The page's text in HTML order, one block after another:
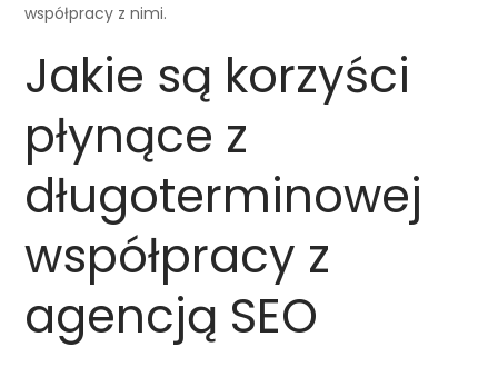
współpracy z nimi.
Jakie są korzyści
płynące z
długoterminowej
współpracy z
agencją SEO